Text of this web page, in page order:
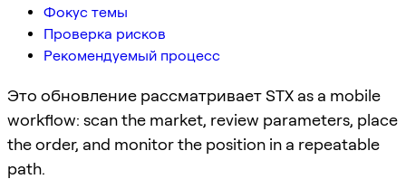
Фокус темы
Проверка рисков
Рекомендуемый процесс
Это обновление рассматривает STX as a mobile
workflow: scan the market, review parameters, place
the order, and monitor the position in a repeatable
path.